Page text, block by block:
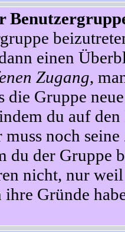
einen
Zugang,
die Gruppe
du auf
noch
du der Gruppe
nicht, nur
Gründe